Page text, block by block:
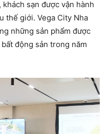
sạn được vận hành
thế giới. Vega City Nha
những sản phẩm được
động sản trong năm